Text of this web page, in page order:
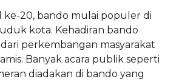
ke-20, bando mulai populer di
kota. Kehadiran bando
perkembangan masyarakat
Banyak acara publik seperti
diadakan di bando yang